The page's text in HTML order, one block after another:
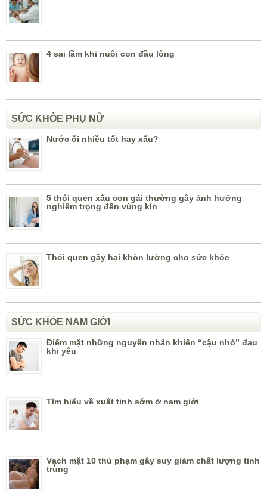
4 sai lầm khi nuôi con đầu lòng
SỨC KHỎE PHỤ NỮ
Nước ối nhiều tốt hay xấu?
5 thói quen xấu con gái thường gây ảnh hưởng
nghiêm trọng đến vùng kín
Thói quen gây hại khôn lường cho sức khỏe
SỨC KHỎE NAM GIỚI
Điểm mặt những nguyên nhân khiến “cậu nhỏ” đau
khi yêu
Tìm hiểu về xuất tinh sớm ở nam giới
Vạch mặt 10 thủ phạm gây suy giảm chất lượng tinh
trùng